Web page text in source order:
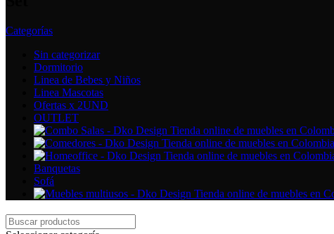
Categorías
Sin categorizar
Dormitorio
Linea de Bebes y Niños
Linea Mascotas
Ofertas x 2UND
OUTLET
Banquetas
Sofá